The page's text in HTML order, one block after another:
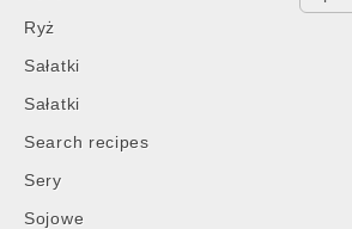
Ryż
Sałatki
Sałatki
Search recipes
Sery
Sojowe